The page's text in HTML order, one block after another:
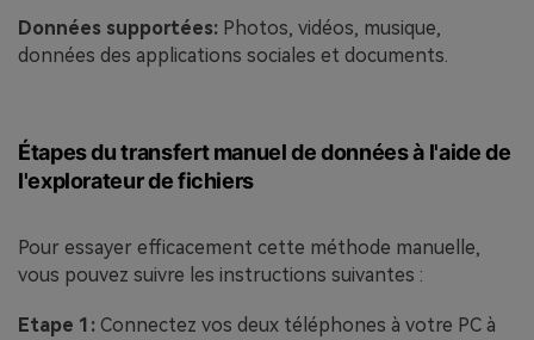
Données supportées: Photos, vidéos, musique,
données des applications sociales et documents.
Étapes du transfert manuel de données à l'aide de
l'explorateur de fichiers
Pour essayer efficacement cette méthode manuelle,
vous pouvez suivre les instructions suivantes :
Etape 1: Connectez vos deux téléphones à votre PC à